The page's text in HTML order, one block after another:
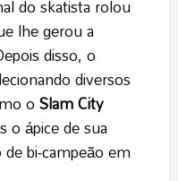
do skatista rolou
lhe gerou a
disso, o
diversos
oSlam City
o ápice de sua
bi-campeão em